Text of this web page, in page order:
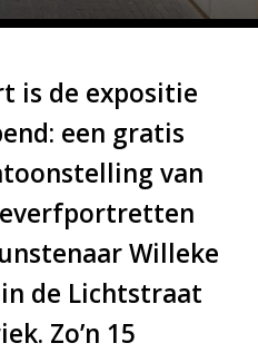
is de expositie
een gratis
van
Willeke
de Lichtstraat
Zo’n 15